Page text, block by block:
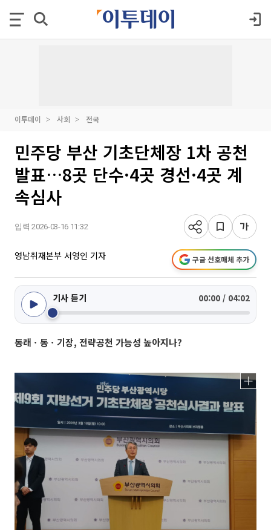
이투데이 사회 전국
민주당 부산 기초단체장 1차 공천
발표…8곳 단수·4곳 경선·4곳 계
속심사
입력 2026-03-16 11:32
영남취재본부 서영인 기자 구글 선호매체 추가
기사 듣기 00:00 / 04:02
동래ㆍ동ㆍ기장, 전략공천 가능성 높아지나?